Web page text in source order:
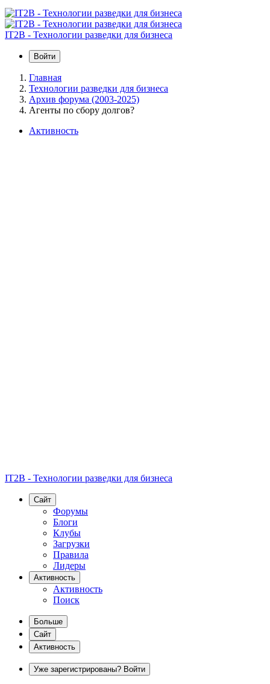
IT2B - Технологии разведки для бизнеса
Войти
Главная
Технологии разведки для бизнеса
Архив форума (2003-2025)
Агенты по сбору долгов?
Активность
IT2B - Технологии разведки для бизнеса
Сайт
Форумы
Блоги
Клубы
Загрузки
Правила
Лидеры
Активность
Активность
Поиск
Больше
Сайт
Активность
Уже зарегистрированы? Войти